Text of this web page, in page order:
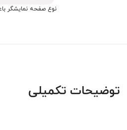
نوع صفحه نمایشگر
توضیحات تکمیلی